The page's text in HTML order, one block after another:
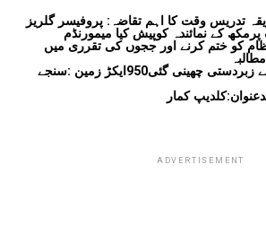
تدریس وقت کا اہم تقاضہ: پروفیسر گلریز
کے نمائندہ کوپیش کیا میمورنڈم
کو ختم کرنے اور ججوں کی تقرری میں
اوڈیشہ میں قبائلیوں سے زبردستی چھینی گئی950ایکڑ زمین :سنجے
کمار
ADVERTISEMENT